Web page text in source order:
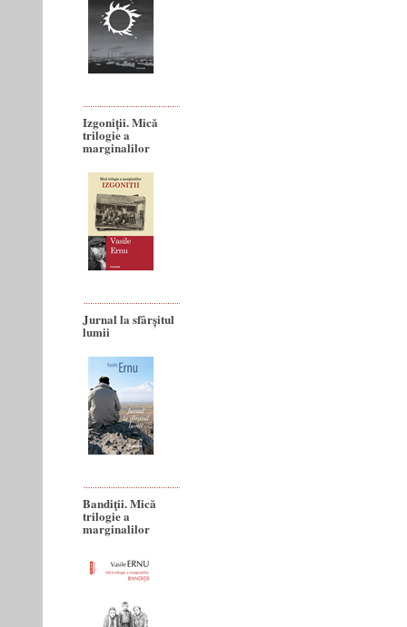
Izgoniții. Mică
trilogie a
marginalilor
Jurnal la sfârșitul
lumii
Bandiţii. Mică
trilogie a
marginalilor